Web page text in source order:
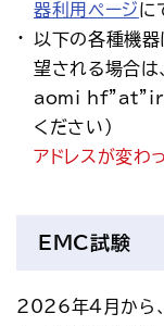
器利用ページに
以下の各種機
望される場合は
ください)
アドレスが変わ
EMC試験
2026年4月から